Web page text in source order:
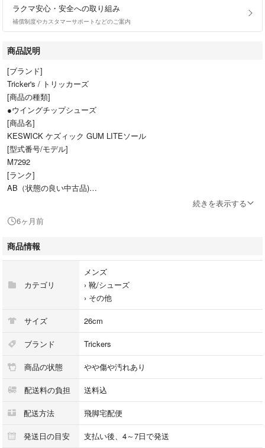
ラクマ安心・安全への取り組み
補償制度やカスタマーサポートなどのご案内
商品説明
[ブランド]
Tricker's / トリッカーズ
[商品の種類]
●ウイングチップシューズ
[商品名]
KESWICK ケズィック GUM LITEソール
[型式番号/モデル]
M7292
[ランク]
AB（状態の良い中古品)
全体もしくは一部に少々の汚れや傷・使用感などが見られますが、目立つ
[カラー]
ネイビー
[サイズ]
箱・保存袋
※画像にあるものが全てになります
[備考]
管理区分：アパレル/衣料品/装飾品/シューズ/靴
管理番号：0230576621_sw
続きを表示する
6ヶ月前
商品情報
カテゴリ
メンズ
› 靴/シューズ
› その他
サイズ 26cm
ブランド Trickers
商品の状態 やや傷や汚れあり
配送料の負担 送料込
配送方法 飛脚宅配便
発送日の目安 支払い後、4～7日で発送